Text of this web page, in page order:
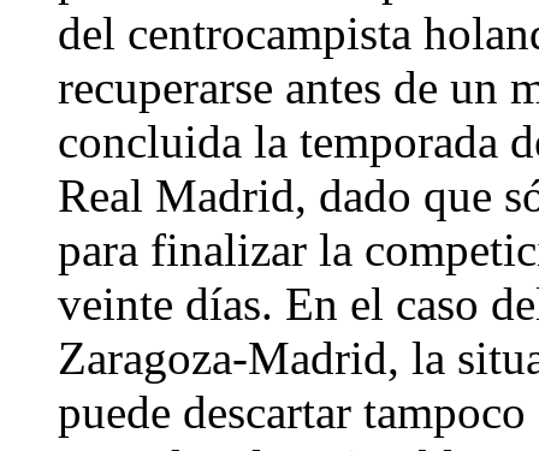
del centrocampista
recuperarse antes de un
concluida la temporada
Real Madrid, dado que
para finalizar la
veinte días. En el caso
Zaragoza-Madrid, la
puede descartar